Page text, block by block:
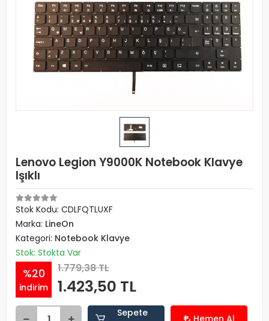
Lenovo Legion Y9000K Notebook Klavye
Işıklı
Stok Kodu: CDLFQTLUXF
Marka: LineOn
Kategori: Notebook Klavye
Stok: Stokta Var
%20
indirim
1.779,38 TL
1.423,50 TL
Sepete
Hemen Al